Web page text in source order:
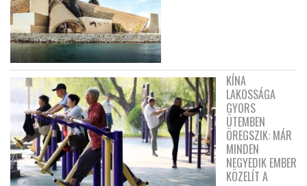
KÍNA
LAKOSSÁGA
GYORS
ÜTEMBEN
ÖREGSZIK: MÁR
MINDEN
NEGYEDIK EMBER
KÖZELÍT A